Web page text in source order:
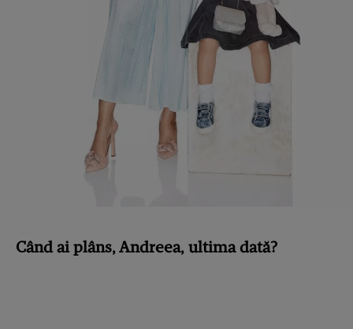
Când ai plâns, Andreea, ultima dată?